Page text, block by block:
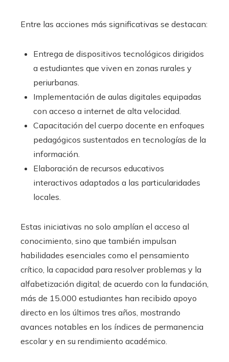
Entre las acciones más significativas se destacan:
Entrega de dispositivos tecnológicos dirigidos
a estudiantes que viven en zonas rurales y
periurbanas.
Implementación de aulas digitales equipadas
con acceso a internet de alta velocidad.
Capacitación del cuerpo docente en enfoques
pedagógicos sustentados en tecnologías de la
información.
Elaboración de recursos educativos
interactivos adaptados a las particularidades
locales.
Estas iniciativas no solo amplían el acceso al
conocimiento, sino que también impulsan
habilidades esenciales como el pensamiento
crítico, la capacidad para resolver problemas y la
alfabetización digital; de acuerdo con la fundación,
más de 15.000 estudiantes han recibido apoyo
directo en los últimos tres años, mostrando
avances notables en los índices de permanencia
escolar y en su rendimiento académico.